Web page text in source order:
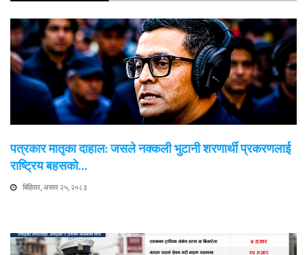
पत्रकार मातृका दाहाल: जसले नक्कली भुटानी शरणार्थी प्रकरणलाई
राष्ट्रिय बहसको…
बिहिवार, असार २५, २०८३